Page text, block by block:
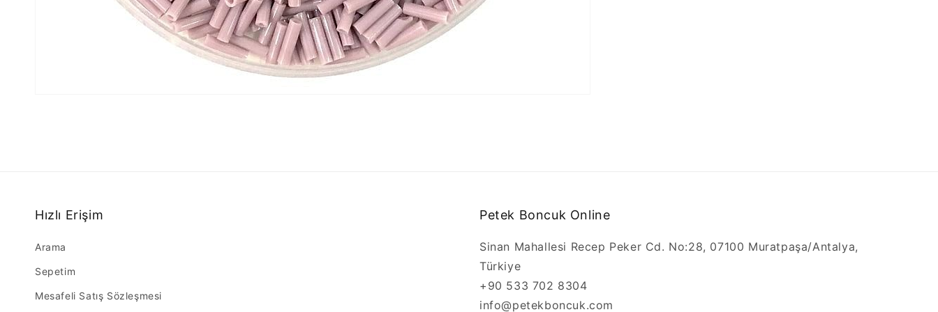
Hızlı Erişim
Arama
Sepetim
Mesafeli Satış Sözleşmesi
Petek Boncuk Online
Sinan Mahallesi Recep Peker Cd. No:28, 07100 Muratpaşa/Antalya,
Türkiye
+90 533 702 8304
info@petekboncuk.com